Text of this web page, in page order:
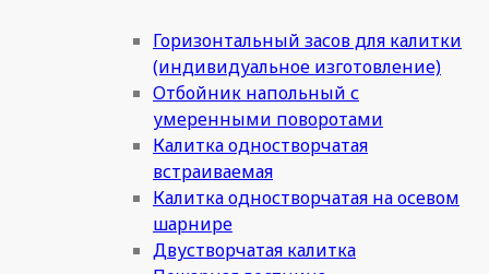
Горизонтальный засов для калитки
(индивидуальное изготовление)
Отбойник напольный с
умеренными поворотами
Калитка одностворчатая
встраиваемая
Калитка одностворчатая на осевом
шарнире
Двустворчатая калитка